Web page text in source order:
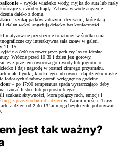
– zwykłe wiaderko wody, myjka do auta lub mały
się źródło frajdy. Zabawa w wodę angażuje
daleko z domu.
– szukaj parków z dużymi drzewami, które dają
zieleń wokół angażują dziecko bez konieczności
przestrzenie to ratunek w środku dnia.
czy interaktywna sala zabaw w galerii
11–15.
o 8:00 na rower przez park czy las to idealne
Wróćcie przed 10:30 i dzień jest gotowy.
z przecieru owocowego i wody lub jogurtu to
i daje nagrodę w postaci zimnego przysmaku.
małe figurki, klocki lego lub owoce, daj dziecku miskę
lodowych skarbów potrafi wciągnąć na godzinę.
– po 17:00 temperatura spada wystarczająco, żeby
rzucać frisbee lub po prostu biegać.
szukasz aktywności, która połączy ruch, emocje i
bieg z przeszkodami dla dzieci w Twoim mieście. Trasy
a dzieci od 2 do 13 lat mogą bezpiecznie pokonywać
jest tak ważny?